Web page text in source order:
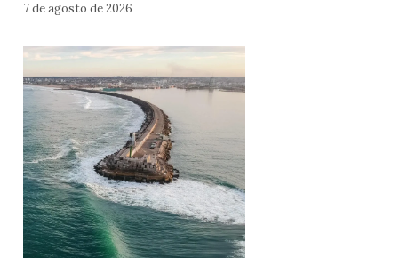
7 de agosto de 2026